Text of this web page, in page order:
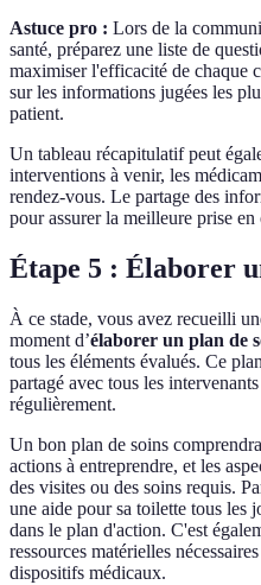
Astuce pro : Lors de la
santé, préparez une liste de
maximiser l'efficacité de chaque
sur les informations jugées les
patient.
Un tableau récapitulatif peut
interventions à venir, les
rendez-vous. Le partage des
pour assurer la meilleure prise en
Étape 5 : Élaborer
À ce stade, vous avez recueilli
moment d’élaborer un plan de
tous les éléments évalués. Ce
partagé avec tous les
régulièrement.
Un bon plan de soins
actions à entreprendre, et les
des visites ou des soins requis.
une aide pour sa toilette tous les
dans le plan d'action. C'est
ressources matérielles
dispositifs médicaux.